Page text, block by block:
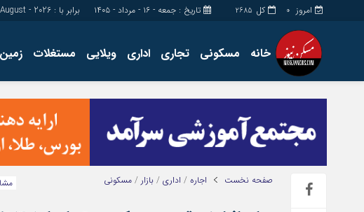
کل 2685 امروز 0 تاریخ : جمعه - ۱۶ - مرداد - ۱۴۰۵ برابر با : Friday - 7 - August - 2026
خانه مسکونی تجاری اداری ویلایی مستغلات زمین
اداری
تجاری
ساخت و ساز
چند رسانه
گالری فیلم
گالری عکس
حساب مشتری
صفحه نخست اجاره / اداری / بازار / مسکونی